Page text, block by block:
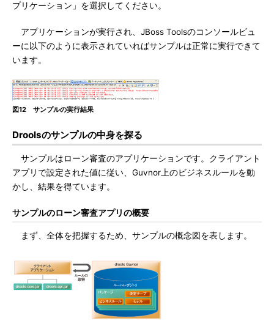
プリケーション」を選択してください。
アプリケーションが実行され、JBoss Toolsのコンソールビュ
ーに以下のように表示されていればサンプルは正常に実行できて
います。
図12 サンプルの実行結果
Droolsのサンプルの中身を探る
サンプルはローン審査のアプリケーションです。クライアント
アプリで設定された値に従い、Guvnor上のビジネスルールを動
かし、結果を得ています。
サンプルのローン審査アプリの概要
まず、全体を把握するため、サンプルの概念図を表します。